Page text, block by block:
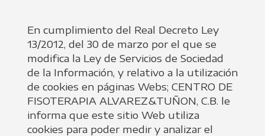
En cumplimiento del Real Decreto Ley
13/2012, del 30 de marzo por el que se
modifica la Ley de Servicios de Sociedad
de la Información, y relativo a la utilización
de cookies en páginas Webs; CENTRO DE
FISOTERAPIA ALVAREZ&TUÑON, C.B. le
informa que este sitio Web utiliza
cookies para poder medir y analizar el